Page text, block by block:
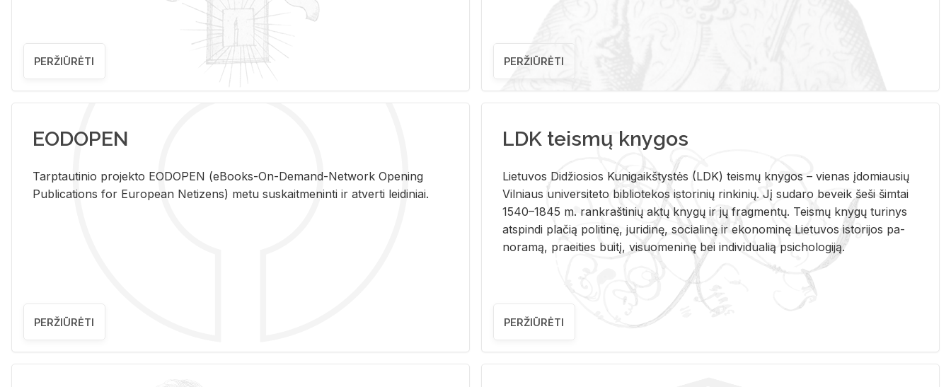
PERŽIŪRĖTI PERŽIŪRĖTI
EODOPEN
Tarp­tau­ti­nio pro­jek­to EO­DO­PEN (eBo­oks-On-De­mand-Ne­twork Ope­ning
Pub­li­ca­tions for Eu­ro­pe­an Ne­ti­zens) metu su­skait­me­nin­ti ir at­ver­ti lei­di­niai.
PERŽIŪRĖTI
LDK teismų knygos
Lie­tu­vos Di­džio­sios Ku­ni­gaikš­tys­tės (LDK) teis­mų kny­gos – vie­nas įdo­miau­sių
Vil­niaus uni­ver­si­te­to bi­b­lio­te­kos is­to­ri­nių rin­ki­nių. Jį su­da­ro be­veik šeši šim­tai
1540–1845 m. rank­raš­ti­nių aktų kny­gų ir jų frag­men­tų. Teis­mų kny­gų tu­ri­nys
at­spin­di pla­čią po­li­ti­nę, ju­ri­di­nę, so­cia­li­nę ir eko­no­mi­nę Lie­tu­vos is­to­ri­jos pa­
no­ra­mą, pra­ei­ties bui­tį, vi­suo­me­ni­nę bei in­di­vi­dua­lią psi­cho­lo­gi­ją.
PERŽIŪRĖTI